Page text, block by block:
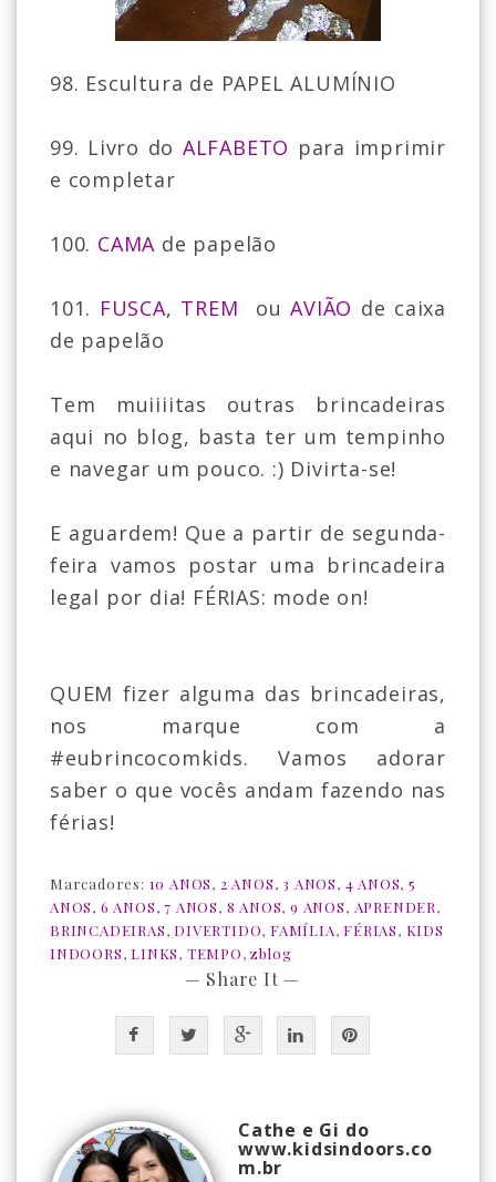
98. Escultura de PAPEL ALUMÍNIO
99. Livro do ALFABETO para imprimir
e completar
100. CAMA de papelão
101. FUSCA, TREM ouAVIÃO de caixa
de papelão
Tem muiiiitas outras brincadeiras
aqui no blog, basta ter um tempinho
e navegar um pouco. :) Divirta-se!
E aguardem! Que a partir de segunda-
feira vamos postar uma brincadeira
legal por dia! FÉRIAS: mode on!
QUEM fizer alguma das brincadeiras,
nos marque com a
#eubrincocomkids. Vamos adorar
saber o que vocês andam fazendo nas
férias!
Marcadores: 10 ANOS, 2 ANOS, 3 ANOS, 4 ANOS,5
ANOS, 6 ANOS, 7 ANOS, 8 ANOS,9 ANOS, APRENDER,
BRINCADEIRAS, DIVERTIDO, FAMÍLIA, FÉRIAS, KIDS
INDOORS, LINKS, TEMPO,zblog
— Share It —
Cathe e Gi do
www.kidsindoors.co
m.br